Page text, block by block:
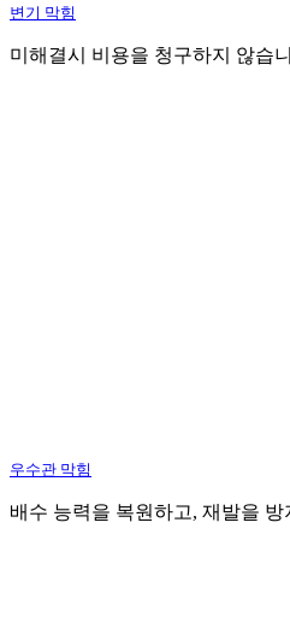
변기 막힘
미해결시 비용을 청구하지 않습
우수관 막힘
배수 능력을 복원하고, 재발을 방